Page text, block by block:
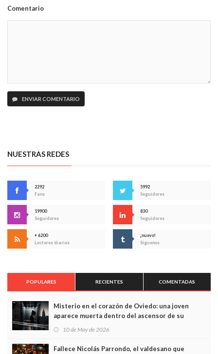
Comentario
ENVIAR COMENTARIO
NUESTRAS REDES
2292
Fans
5992
Seguidores
19900
Seguidores
830
Seguidores
+ 6200
Lectores diarios
¡nuevo!
Síguenos
POPULARES RECIENTES COMENTADAS
Misterio en el corazón de Oviedo: una joven
aparece muerta dentro del ascensor de su
edificio y las cámaras captan sus últimos minutos
10 de May de 2026
Fallece Nicolás Parrondo, el valdesano que